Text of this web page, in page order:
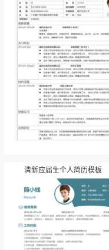
清新应届生个人简历模板